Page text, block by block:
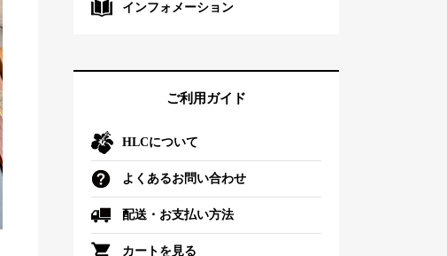
インフォメーション
ご利用ガイド
HLCについて
よくあるお問い合わせ
配送・お支払い方法
カートを見る